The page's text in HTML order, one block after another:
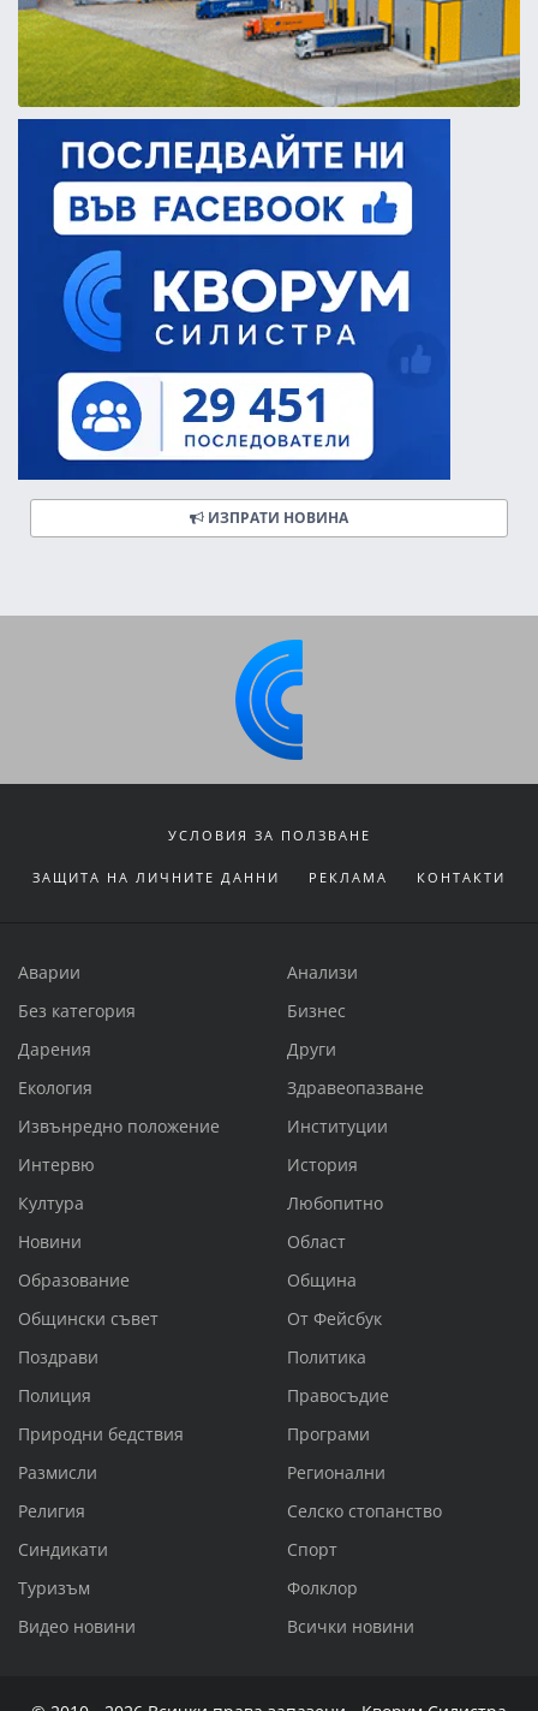
ИЗПРАТИ НОВИНА
УСЛОВИЯ ЗА ПОЛЗВАНЕ
ЗАЩИТА НА ЛИЧНИТЕ ДАННИ РЕКЛАМА КОНТАКТИ
Аварии
Анализи
Без категория
Бизнес
Дарения
Други
Екология
Здравеопазване
Извънредно положение
Институции
Интервю
История
Култура
Любопитно
Новини
Област
Образование
Община
Общински съвет
От Фейсбук
Поздрави
Политика
Полиция
Правосъдие
Природни бедствия
Програми
Размисли
Регионални
Религия
Селско стопанство
Синдикати
Спорт
Туризъм
Фолклор
Видео новини
Всички новини